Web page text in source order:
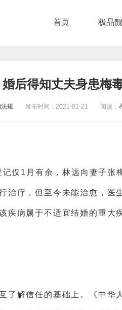
首页 极品
后得知丈夫身患梅
规 发布时间：2021-01-21 阅读：
仅1月有余，林远向妻子张
治疗，但至今未能治愈，医
疾病属于不适宜结婚的重大
了解信任的基础上。《中华